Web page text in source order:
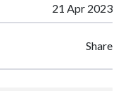
21 Apr 2023
Share